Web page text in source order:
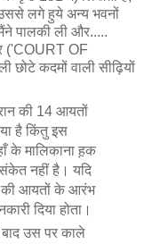
लगे हुये अन्य भवनों
पालकी ली और.....
('COURT OF
छोटे कदमों वाली सीढ़ियों
की 14 आयतों
है किंतु इस
के मालिकाना ह़क
नहीं है। यदि
की आयतों के आरंभ
दिया होता।
बाद उस पर काले